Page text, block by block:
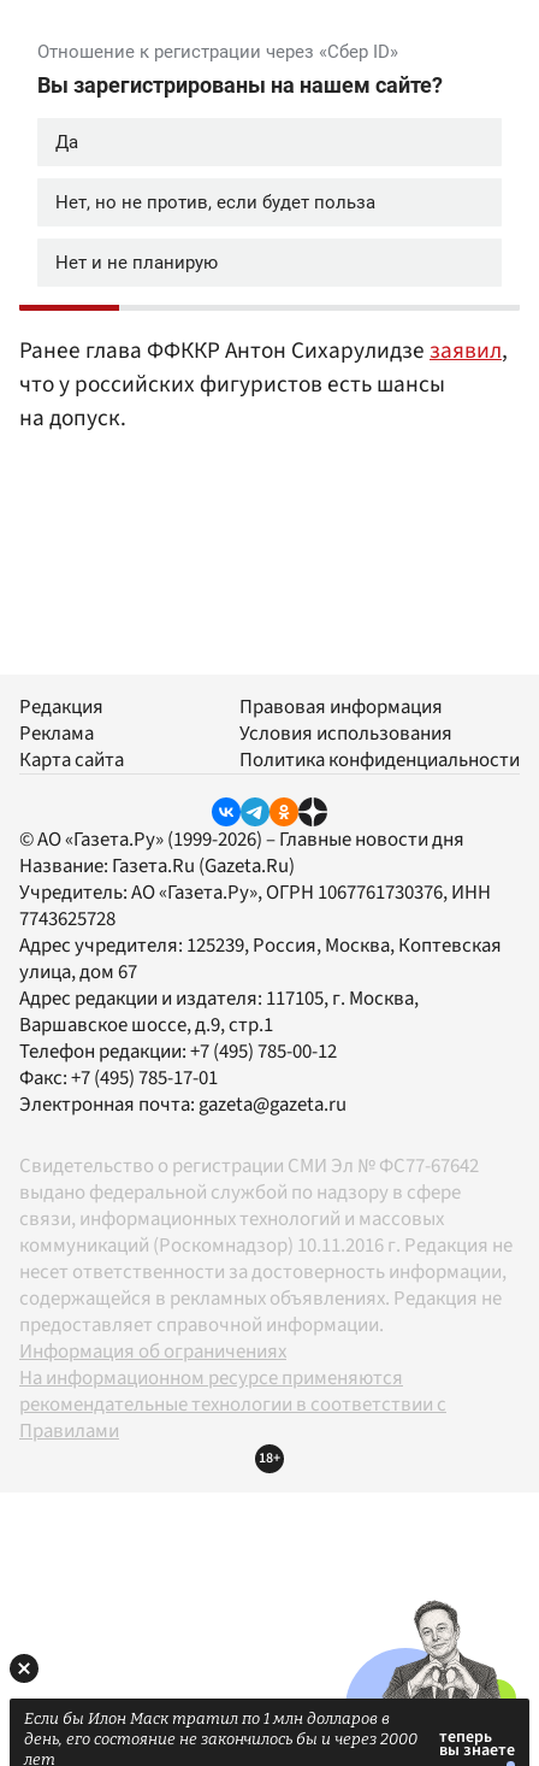
Ранее глава ФФККР Антон Сихарулидзезаявил,
что у российских фигуристов есть шансы
на допуск.
Редакция
Реклама
Карта сайта
Правовая информация
Условия использования
Политика конфиденциальности
© АО «Газета.Ру» (1999-2026) – Главные новости дня
Название: Газета.Ru (Gazeta.Ru)
Учредитель:АО «Газета.Ру», ОГРН 1067761730376, ИНН
7743625728
Адрес учредителя: 125239, Россия, Москва, Коптевская
улица, дом 67
Адрес редакции и издателя: 117105, г. Москва,
Варшавское шоссе, д.9, стр.1
Телефон редакции:+7 (495) 785-00-12
Факс:+7 (495) 785-17-01
Электронная почта: gazeta@gazeta.ru
Свидетельство о регистрации СМИ Эл № ФС77-67642
выдано федеральной службой по надзору в сфере
связи, информационных технологий и массовых
коммуникаций (Роскомнадзор) 10.11.2016 г. Редакция не
несет ответственности за достоверность информации,
содержащейся в рекламных объявлениях. Редакция не
предоставляет справочной информации.
Информация об ограничениях
На информационном ресурсе применяются
рекомендательные технологии в соответствии с
Правилами
18+
Если бы Илон Маск тратил по 1 млн долларов в
день, его состояние не закончилось бы и через 2000
лет